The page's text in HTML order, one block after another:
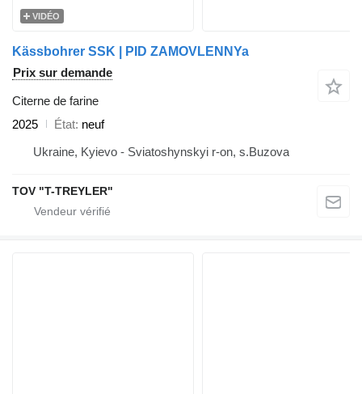
VIDÉO
Kässbohrer SSK | PID ZAMOVLENNYa
Prix sur demande
Citerne de farine
2025
État neuf
Ukraine, Kyievo - Sviatoshynskyi r-on, s.Buzova
TOV "T-TREYLER"